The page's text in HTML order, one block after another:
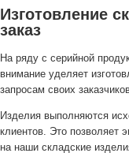
Изготовление
заказ
На ряду с серийной
внимание уделяет
запросам своих
Изделия выполняются
клиентов. Это позволяет
на наши складские